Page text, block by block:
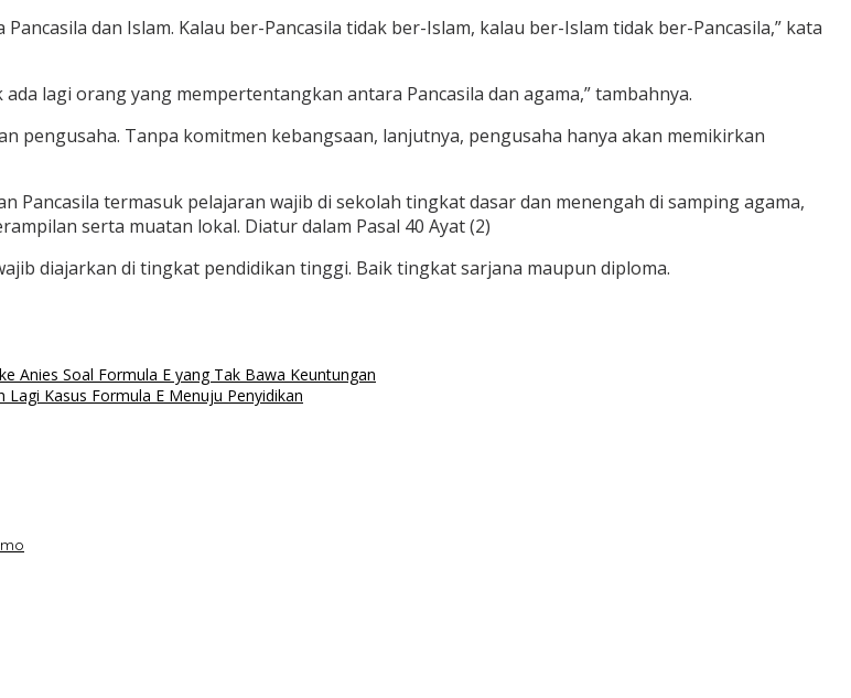
dan Islam. Kalau ber-Pancasila tidak ber-Islam, kalau ber-Islam tidak ber-Pancasila,” kata
lagi orang yang mempertentangkan antara Pancasila dan agama,” tambahnya.
pengusaha. Tanpa komitmen kebangsaan, lanjutnya, pengusaha hanya akan memikirkan
Pancasila termasuk pelajaran wajib di sekolah tingkat dasar dan menengah di samping agama,
serta muatan lokal. Diatur dalam Pasal 40 Ayat (2)
diajarkan di tingkat pendidikan tinggi. Baik tingkat sarjana maupun diploma.
Anies Soal Formula E yang Tak Bawa Keuntungan
Kasus Formula E Menuju Penyidikan